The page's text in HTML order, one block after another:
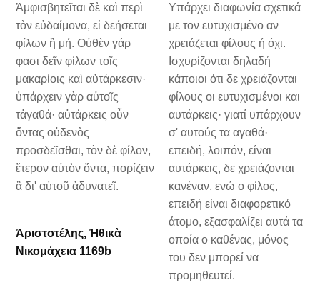
Ἀμφισβητεῖται δὲ καὶ περὶ
τὸν εὐδαίμονα, εἰ δεήσεται
φίλων ἢ μή. Οὐθὲν γάρ
φασι δεῖν φίλων τοῖς
μακαρίοις καὶ αὐτάρκεσιν·
ὑπάρχειν γὰρ αὐτοῖς
τἀγαθά· αὐτάρκεις οὖν
ὄντας οὐδενὸς
προσδεῖσθαι, τὸν δὲ φίλον,
ἕτερον αὐτὸν ὄντα, πορίζειν
ἃ δι' αὑτοῦ ἀδυνατεῖ.
Ἀριστοτέλης, Ἠθικὰ
Νικομάχεια 1169b
Υπάρχει διαφωνία σχετικά
με τον ευτυχισμένο αν
χρειάζεται φίλους ή όχι.
Ισχυρίζονται δηλαδή
κάποιοι ότι δε χρειάζονται
φίλους οι ευτυχισμένοι και
αυτάρκεις· γιατί υπάρχουν
σ' αυτούς τα αγαθά·
επειδή, λοιπόν, είναι
αυτάρκεις, δε χρειάζονται
κανέναν, ενώ ο φίλος,
επειδή είναι διαφορετικό
άτομο, εξασφαλίζει αυτά τα
οποία ο καθένας, μόνος
του δεν μπορεί να
προμηθευτεί.